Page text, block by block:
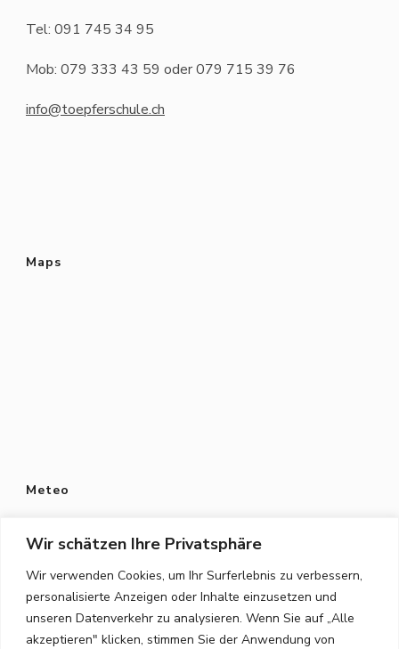
Wir schätzen Ihre Privatsphäre
Wir verwenden Cookies, um Ihr Surferlebnis zu verbessern,
personalisierte Anzeigen oder Inhalte einzusetzen und
unseren Datenverkehr zu analysieren. Wenn Sie auf „Alle
akzeptieren" klicken, stimmen Sie der Anwendung von
Tel: 091 745 34 95
Mob: 079 333 43 59 oder 079 715 39 76
info@toepferschule.ch
Maps
Meteo
Datenschutz
Datenschutzerklärung